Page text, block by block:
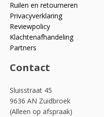
Ruilen en retourneren
Privacyverklaring
Reviewpolicy
Klachtenafhandeling
Partners
Contact
Sluisstraat 45
9636 AN Zuidbroek
(Alleen op afspraak)